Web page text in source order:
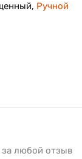
Ручной
любой отзыв